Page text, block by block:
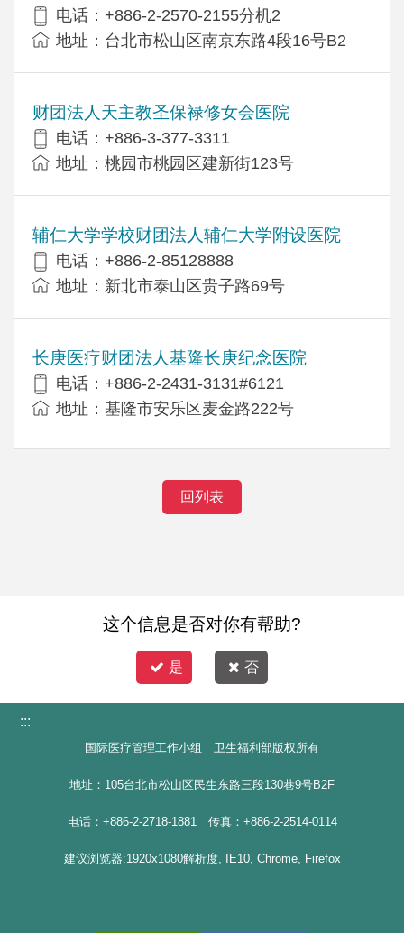
电话：+886-2-2570-2155分机2
地址：台北市松山区南京东路4段16号B​​2
财团法人天主教圣保禄修女会医院
电话：+886-3-377-3311
地址：桃园市桃园区建新街123号
辅仁大学学校财团法人辅仁大学附设医院
电话：+886-2-85128888
地址：新北市泰山区贵子路69号
长庚医疗财团法人基隆长庚纪念医院
电话：+886-2-2431-3131#6121
地址：基隆市安乐区麦金路222号
回列表
这个信息是否对你有帮助?
是 否
:::
国际医疗管理工作小组 卫生福利部版权所有
地址：105台北市松山区民生东路三段130巷9号B2F
电话：+886-2-2718-1881 传真：+886-2-2514-0114
建议浏览器:1920x1080解析度, IE10, Chrome, Firefox